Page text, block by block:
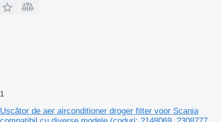
1
Uscător de aer airconditioner droger filter voor Scania